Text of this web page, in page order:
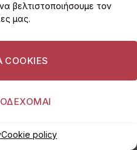
βελτιστοποιήσουμε τον
μας.
Cookie policy
η Μαγαλιού στους